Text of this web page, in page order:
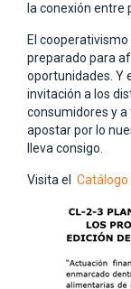
la conexión entre
El
preparado para
oportunidades. Y
invitación a los
consumidores y a
apostar por lo
lleva consigo.
Visita el